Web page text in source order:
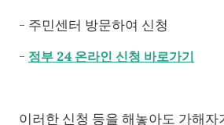
- 주민센터 방문하여 신청
- 정부 24 온라인 신청 바로가기
이러한 신청 등을 해놓아도 가해자